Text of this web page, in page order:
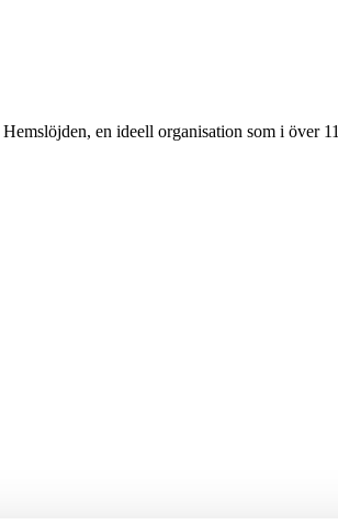
en ideell organisation som i över